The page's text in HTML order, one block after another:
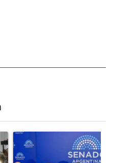
título "Karina Milei vuelve al
Un artículo de tendencia con